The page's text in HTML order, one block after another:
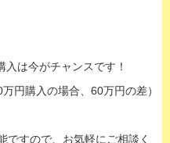
は今がチャンスです！
円購入の場合、60万円の差）
ですので、お気軽にご相談く